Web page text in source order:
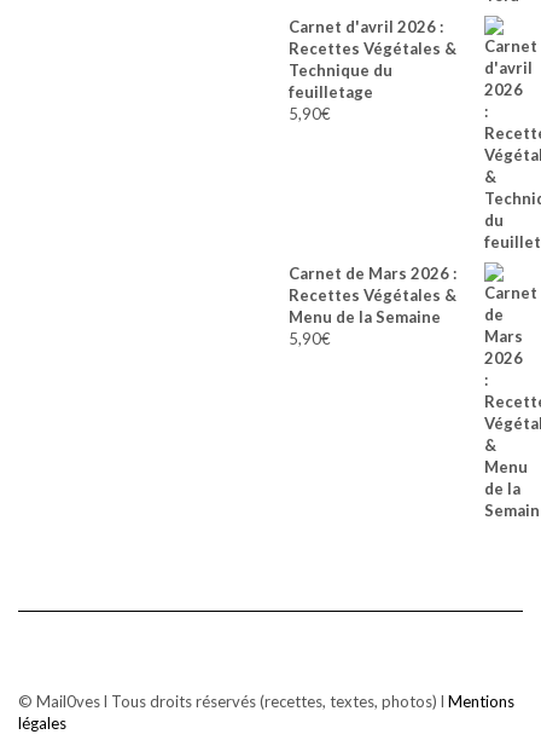
Carnet d'avril 2026 :
Recettes Végétales &
Technique du
feuilletage
5,90€
Carnet de Mars 2026 :
Recettes Végétales &
Menu de la Semaine
5,90€
© Mail0ves l Tous droits réservés (recettes, textes, photos) l Mentions
légales